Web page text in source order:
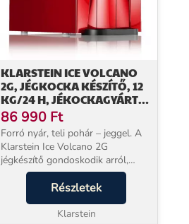
KLARSTEIN ICE VOLCANO
2G, JÉGKOCKA KÉSZÍTŐ, 12
KG/24 H, JÉKOCKAGYÁRTÓ,
LED, PIROS
86 990 Ft
Forró nyár, teli pohár – jeggel. A
Klarstein Ice Volcano 2G
jégkészítő gondoskodik arról,
hogy Ön és vendégei egyetlen
pillanatra se kénytelenek meleg
italt inni.A Klarstein Ice Volcano
2G jégkészítő ...
Részletek
Klarstein